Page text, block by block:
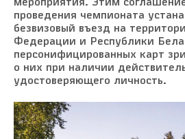
мероприятия. Этим
проведения чемпионата
безвизовый въезд на
Федерации и Республики
персонифицированных карт
о них при наличии
удостоверяющего личность.